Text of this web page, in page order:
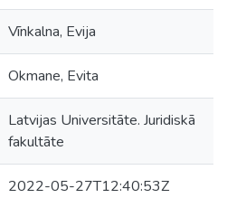
Vīnkalna, Evija
Okmane, Evita
Latvijas Universitāte. Juridiskā
fakultāte
2022-05-27T12:40:53Z